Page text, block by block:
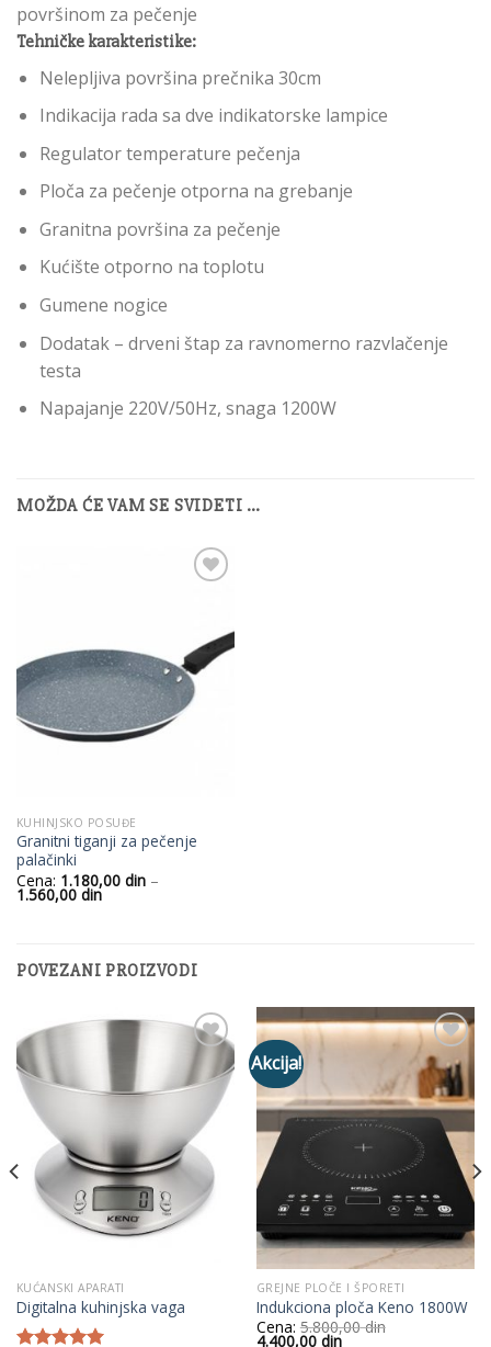
površinom za pečenje
Tehničke karakteristike:
Nelepljiva površina prečnika 30cm
Indikacija rada sa dve indikatorske lampice
Regulator temperature pečenja
Ploča za pečenje otporna na grebanje
Granitna površina za pečenje
Kućište otporno na toplotu
Gumene nogice
Dodatak – drveni štap za ravnomerno razvlačenje
testa
Napajanje 220V/50Hz, snaga 1200W
MOŽDA ĆE VAM SE SVIDETI …
Add to
Wishlist
KUHINJSKO POSUĐE
Granitni tiganji za pečenje
palačinki
Cena: 1.180,00din –
1.560,00dinRaspon
cena:
do
1.560,00
POVEZANI PROIZVODI
Add to
Wishlist
KUĆANSKI APARATI
Digitalna kuhinjska vaga
Akcija!
Add to
Wishlist
GREJNE PLOČE I ŠPORETI
Indukciona ploča Keno 1800W
Cena: 5.800,00din
Originalna
4.400,00dinTrenutna